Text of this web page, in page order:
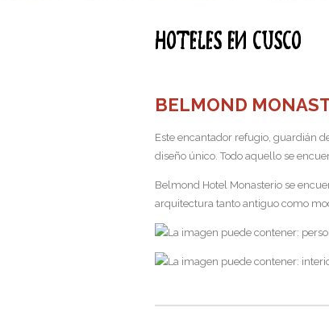
Hoteles en Cusco
BELMOND
Este encantador refugio, guardián
diseño único. Todo aquello se
Belmond Hotel Monasterio se
arquitectura tanto antiguo como